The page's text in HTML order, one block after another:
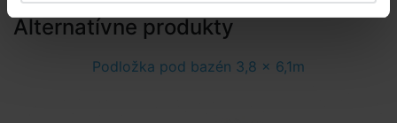
Alternatívne produkty
Podložka pod bazén 3,8 x 6,1m